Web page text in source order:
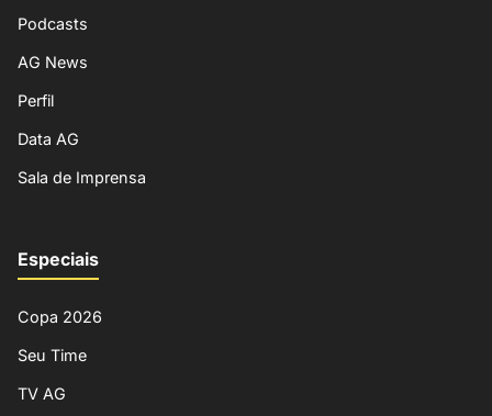
Podcasts
AG News
Perfil
Data AG
Sala de Imprensa
Especiais
Copa 2026
Seu Time
TV AG